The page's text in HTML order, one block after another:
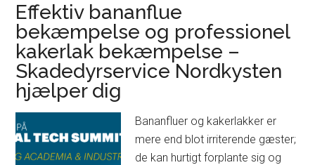
Effektiv bananflue
bekæmpelse og professionel
kakerlak bekæmpelse –
Skadedyrservice Nordkysten
hjælper dig
Bananfluer og kakerlakker er
mere end blot irriterende gæster;
de kan hurtigt forplante sig og